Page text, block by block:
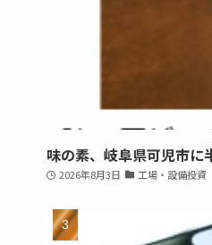
味の素、岐阜県可児市に
2026年8月3日 工場・設備投資